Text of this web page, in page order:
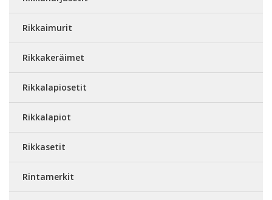
Rikkaimurit
Rikkakeräimet
Rikkalapiosetit
Rikkalapiot
Rikkasetit
Rintamerkit